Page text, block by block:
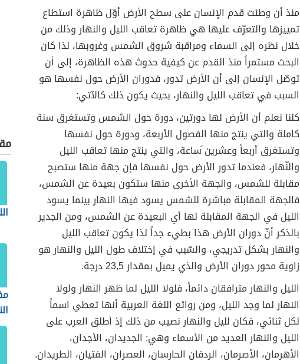
منذ أن وطئت قدم الإنسان على سطح الأرض أوّل ظاهرة استطاع
تمييزها والتعرّف عليها هي ظاهرة تعاقب الليل والنهار وذلك من
خلال نظره إلى السماء ومراقبة شروق الشمس وغروبها، لذا كان
البحث مستمراً منذ القدم عن كيفية حدوث هذه الظاهرة، إلى أن
توصّل الإنسان إلى أن الأرض تدور، فدوران الأرض حول نفسها هو
السبب في تعاقب الليل والنهار، بحيث يكون ذلك كالآتي:
كلنا نعلم أن الأرض لها دورتين، دورة حول الشمس وتستغرق سنة
كاملة والتي ينتج منها الفصول الأربعة، ودورة حول نفسها
وتستغرق أربعاً وعشرين َساعة، والتي ينتج منها تعاقب الليل
والنّهار، فعندما تدور الأرض حول نفسها فإن جهة منها ستصبح
مقابلة للشمس، والجهة الأخرى منها ستكون بعيدة عن الشمس،
فالجهة المقابلة مباشرة للشمس يسود فيها النهار بينما يسود
الليل في الجهة المقابلة لها أي البعيدة عن الشمس، ومن الجدير
بالذكر أنّ دوران الأرض هذا بطيء جداً لذا يكون تعاقب الليل
والنهار بشكل تدريجي، والسّبب في إختلاف طول الليل والنهار هو
زاوية محور دوران الأرض والذي يميل بمقدار 23,5 درجة.
الليل والنهار مترافقان دائماً، فلولا الليل لما ظهر النهار ولولا
النهار لما وجد الليل، ومن روائع اللغة العربية أنها تعطي اسماً
لكل ثنائي، فكان لليل والنهار نصيب من ذلك إذ أطلق العرب على
الليل والنهار العديد من الأسماء وهي: الجديدان، الأجدان،
الأهرمان، الأصرمان، الردفان الحارسان، العصران، الفتيان، الطريدان.